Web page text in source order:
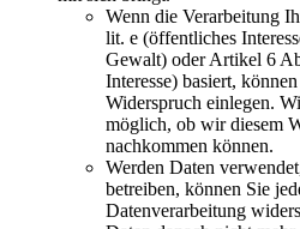
Wenn die Verarbeitung
lit. e (öffentliches
Gewalt) oder Artikel 6
Interesse) basiert,
Widerspruch einlegen.
möglich, ob wir diesem
nachkommen können.
Werden Daten
betreiben, können Sie
Datenverarbeitung